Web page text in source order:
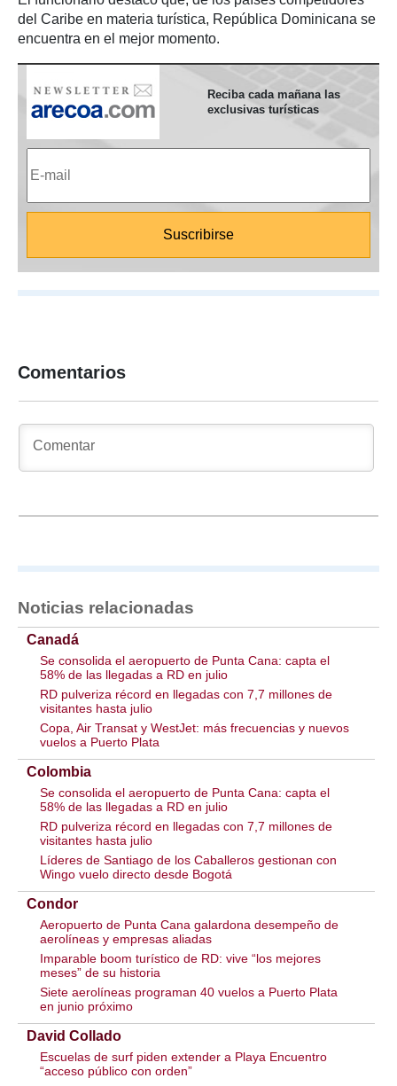
del Caribe en materia turística, República Dominicana se
encuentra en el mejor momento.
Reciba cada mañana las
exclusivas turísticas
Comentarios
Noticias relacionadas
Canadá
Se consolida el aeropuerto de Punta Cana: capta el
58% de las llegadas a RD en julio
RD pulveriza récord en llegadas con 7,7 millones de
visitantes hasta julio
Copa, Air Transat y WestJet: más frecuencias y nuevos
vuelos a Puerto Plata
Colombia
Se consolida el aeropuerto de Punta Cana: capta el
58% de las llegadas a RD en julio
RD pulveriza récord en llegadas con 7,7 millones de
visitantes hasta julio
Líderes de Santiago de los Caballeros gestionan con
Wingo vuelo directo desde Bogotá
Condor
Aeropuerto de Punta Cana galardona desempeño de
aerolíneas y empresas aliadas
Imparable boom turístico de RD: vive “los mejores
meses” de su historia
Siete aerolíneas programan 40 vuelos a Puerto Plata
en junio próximo
David Collado
Escuelas de surf piden extender a Playa Encuentro
“acceso público con orden”